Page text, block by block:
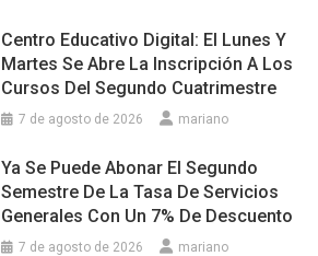
Centro Educativo Digital: El Lunes Y
Martes Se Abre La Inscripción A Los
Cursos Del Segundo Cuatrimestre
7 de agosto de 2026 mariano
Ya Se Puede Abonar El Segundo
Semestre De La Tasa De Servicios
Generales Con Un 7% De Descuento
7 de agosto de 2026 mariano